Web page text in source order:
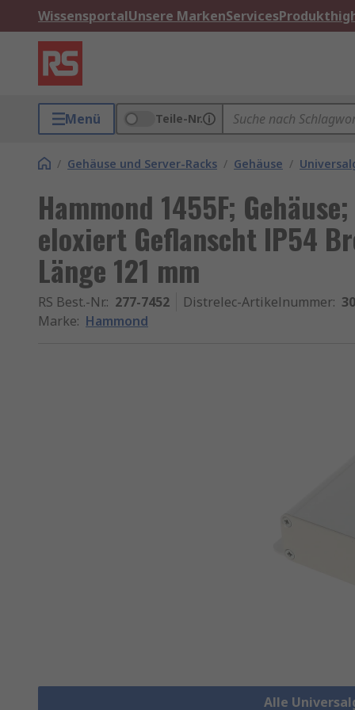
WissensportalUnsere MarkenServices
Menü Teile-Nr.
/ Gehäuse und Server-Racks / Gehäuse /
Hammond 1455F;
eloxiert Geflanscht IP54
Länge 121 mm
RS Best.-Nr.: 277-7452 Distrelec-Artikelnummer:
Marke: Hammond
Alle